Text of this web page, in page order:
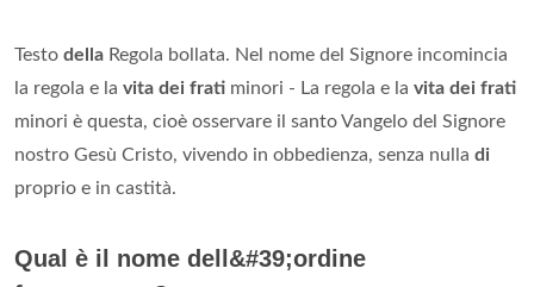
Testo della Regola bollata. Nel nome del Signore incomincia
la regola e la vita dei frati minori - La regola e la vita dei frati
minori è questa, cioè osservare il santo Vangelo del Signore
nostro Gesù Cristo, vivendo in obbedienza, senza nulla di
proprio e in castità.
Qual è il nome dell&#39;ordine